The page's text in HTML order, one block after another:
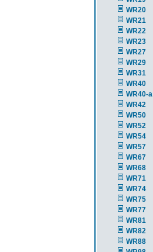
WR20
WR21
WR22
WR23
WR27
WR29
WR31
WR40
WR40-a
WR42
WR50
WR52
WR54
WR57
WR67
WR68
WR71
WR74
WR75
WR77
WR81
WR82
WR88